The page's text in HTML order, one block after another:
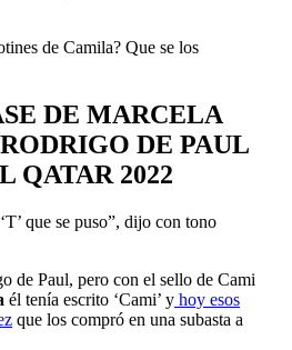
de Camila? Que se los
DE MARCELA
DE PAUL
QATAR 2022
que se puso”, dijo con tono
de Paul, pero con el sello de Cami
él tenía escrito ‘Cami’ y hoy esos
que los compró en una subasta a